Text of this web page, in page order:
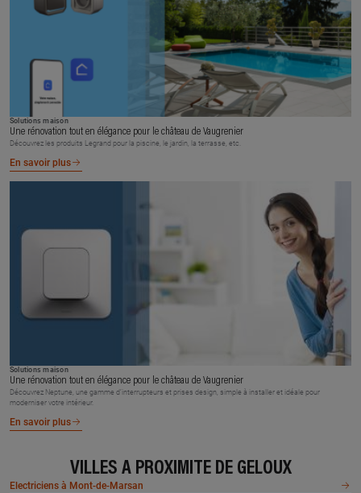
Solutions maison
Une rénovation tout en élégance pour le château de Vaugrenier
Découvrez les produits Legrand pour la piscine, le jardin, la terrasse, etc.
En savoir plus
Solutions maison
Une rénovation tout en élégance pour le château de Vaugrenier
Découvrez Neptune, une gamme d’interrupteurs et prises design, simple à installer et idéale pour
moderniser votre intérieur.
En savoir plus
VILLES À PROXIMITÉ DE GELOUX
Electriciens à Mont-de-Marsan